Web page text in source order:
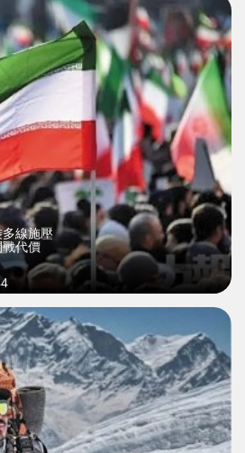
線施壓
代價